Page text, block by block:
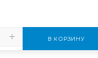
В КОРЗИНУ